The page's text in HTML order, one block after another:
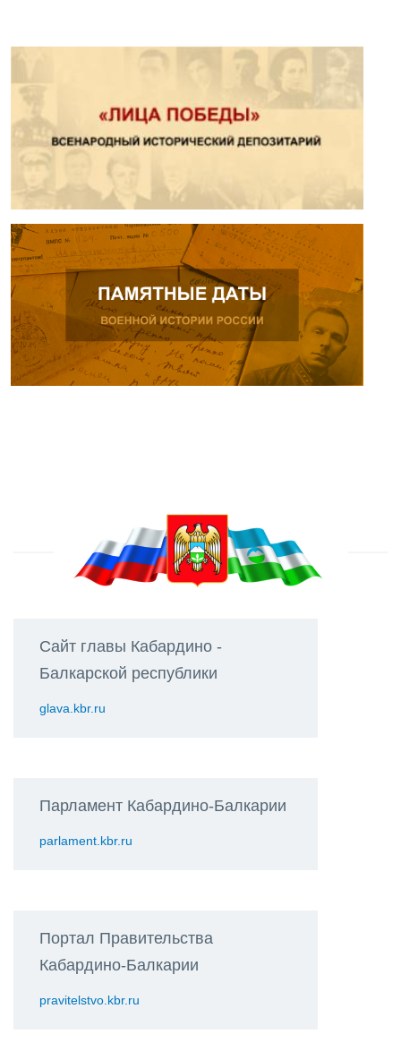
Сайт главы Кабардино -
Балкарской республики
glava.kbr.ru
Парламент Кабардино-Балкарии
parlament.kbr.ru
Портал Правительства
Кабардино-Балкарии
pravitelstvo.kbr.ru